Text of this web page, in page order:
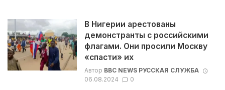
В Нигерии арестованы
демонстранты с российскими
флагами. Они просили Москву
«спасти» их
Автор BBC NEWS РУССКАЯ СЛУЖБА
06.08.2024
0